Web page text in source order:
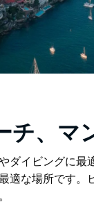
チ、マ
ダイビングに最
適な場所です